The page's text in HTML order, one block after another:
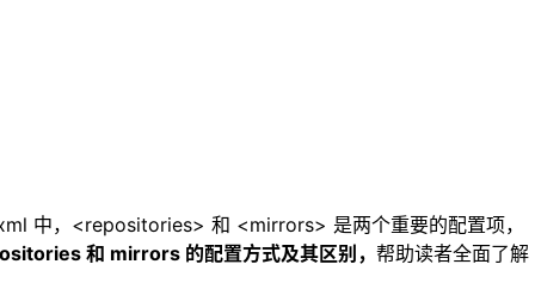
中，<repositories> 和 <mirrors> 是两个重要的配置项，
和 mirrors 的配置方式及其区别， 帮助读者全面了解